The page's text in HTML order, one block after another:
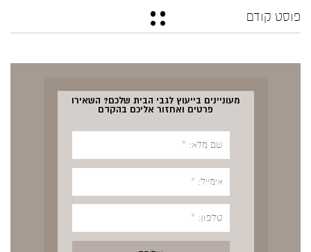
פוסט קודם
מעוניינים בייעוץ לגבי הבית שלכם? השאירו
פרטים ואחזור אליכם בהקדם